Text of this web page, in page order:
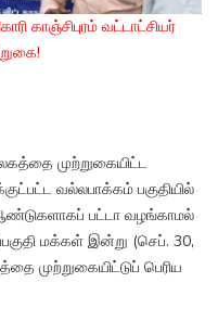
காஞ்சிபுரம் வட்டாட்சியர்
முற்றுகையிட்ட
வல்லபாக்கம் பகுதியில்
பட்டா வழங்காமல்
மக்கள் இன்று (செப். 30,
முற்றுகையிட்டுப் பெரிய